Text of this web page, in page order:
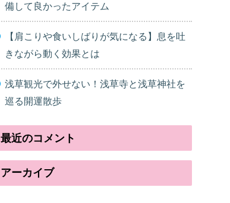
備して良かったアイテム
【肩こりや食いしばりが気になる】息を吐
きながら動く効果とは
浅草観光で外せない！浅草寺と浅草神社を
巡る開運散歩
最近のコメント
アーカイブ